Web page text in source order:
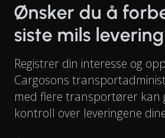
Ønsker du å
siste mils
Registrer din interesse og
Cargosons
med flere transportører kan
kontroll over leveringene